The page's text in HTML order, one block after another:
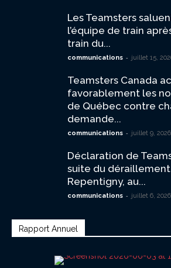
Les Teamsters
l’équipe de train
train du...
communications - juillet 15,
Teamsters Canada
favorablement les
de Québec contre
demande...
communications - juillet 9, 2026
Déclaration de
suite du
Repentigny, au...
communications - juillet 6, 2026
Rapport Annuel